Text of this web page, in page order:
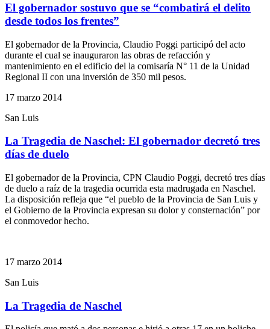
El gobernador sostuvo que se “combatirá el delito
desde todos los frentes”
El gobernador de la Provincia, Claudio Poggi participó del acto
durante el cual se inauguraron las obras de refacción y
mantenimiento en el edificio del la comisaría N° 11 de la Unidad
Regional II con una inversión de 350 mil pesos.
17 marzo 2014
San Luis
La Tragedia de Naschel: El gobernador decretó tres
días de duelo
El gobernador de la Provincia, CPN Claudio Poggi, decretó tres días
de duelo a raíz de la tragedia ocurrida esta madrugada en Naschel.
La disposición refleja que “el pueblo de la Provincia de San Luis y
el Gobierno de la Provincia expresan su dolor y consternación” por
el conmovedor hecho.
17 marzo 2014
San Luis
La Tragedia de Naschel